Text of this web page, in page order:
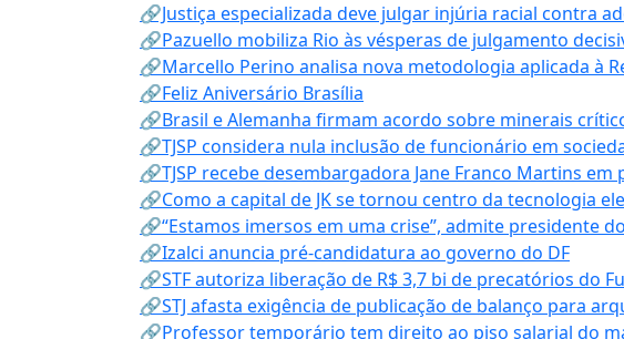
🔗Justiça especializada deve julgar injúria racial contra
🔗Pazuello mobiliza Rio às vésperas de julgamento
🔗Marcello Perino analisa nova metodologia aplicada à
🔗Feliz Aniversário Brasília
🔗Brasil e Alemanha firmam acordo sobre minerais
🔗TJSP considera nula inclusão de funcionário em
🔗TJSP recebe desembargadora Jane Franco Martins em
🔗Como a capital de JK se tornou centro da tecnologia
🔗“Estamos imersos em uma crise”, admite presidente
🔗Izalci anuncia pré-candidatura ao governo do DF
🔗STF autoriza liberação de R$ 3,7 bi de precatórios do
🔗STJ afasta exigência de publicação de balanço para
🔗Professor temporário tem direito ao piso salarial do